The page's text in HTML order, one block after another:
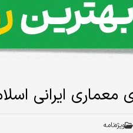
ایرانی
ویژه‌نامه